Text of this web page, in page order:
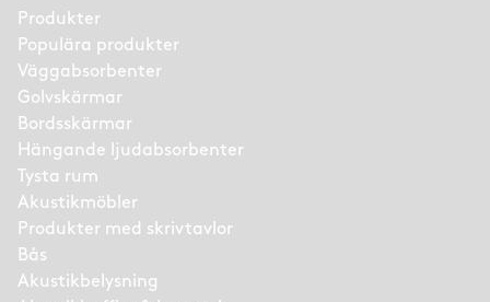
Produkter
Populära produkter
Väggabsorbenter
Golvskärmar
Bordsskärmar
Hängande ljudabsorbenter
Tysta rum
Akustikmöbler
Produkter med skrivtavlor
Bås
Akustikbelysning